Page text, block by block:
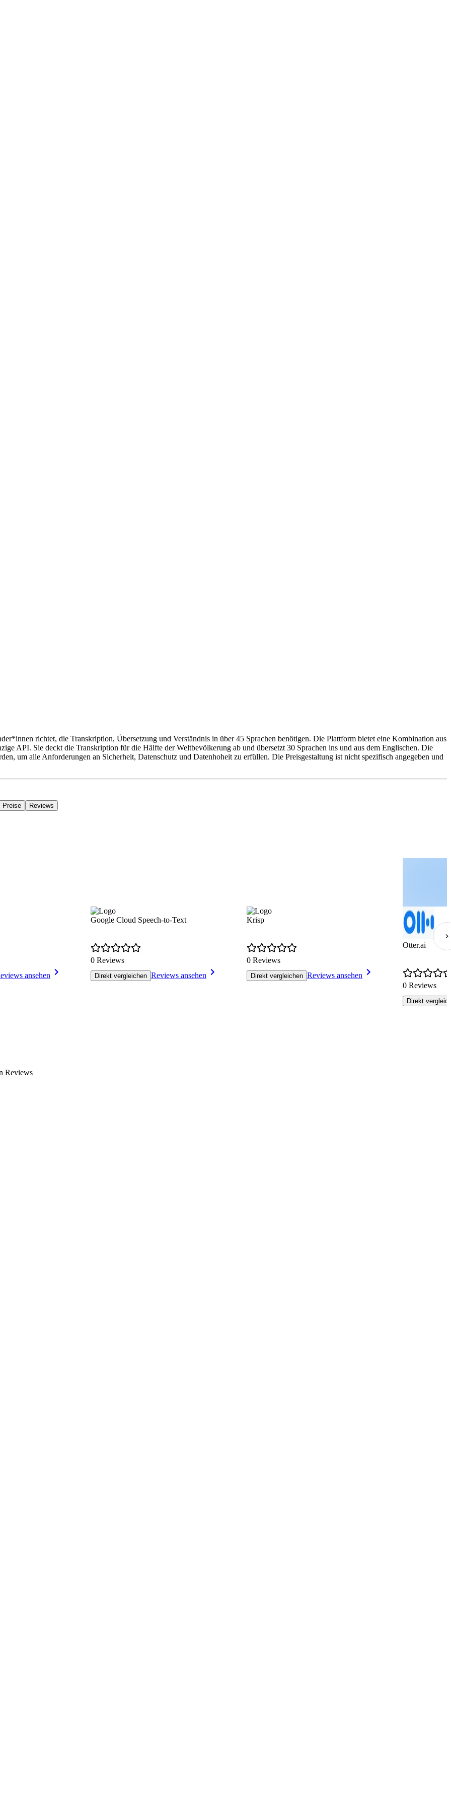
richtet, die Transkription, Übersetzung und Verständnis in über 45 Sprachen benötigen. Die Plattform bietet eine Kombination aus
API. Sie deckt die Transkription für die Hälfte der Weltbevölkerung ab und übersetzt 30 Sprachen ins und aus dem Englischen. Die
um alle Anforderungen an Sicherheit, Datenschutz und Datenhoheit zu erfüllen. Die Preisgestaltung ist nicht spezifisch angegeben und
Preise Reviews
ansehen
Google Cloud Speech-to-Text
0 Reviews
Direkt vergleichen Reviews ansehen
Krisp
0 Reviews
Direkt vergleichen Reviews ansehen
Otter.ai
0 Reviews
Direkt
Reviews